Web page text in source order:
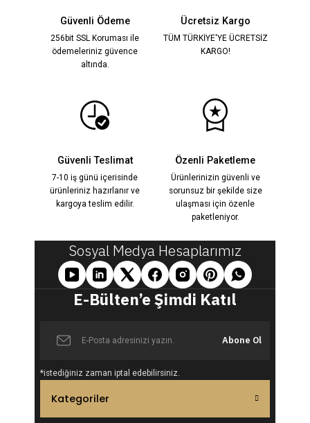
20.000,00 TL
YENİ
Maria Beyaz İşlemeli Elbise
%22
14.000,00 TL
18.000,00 TL
16.000,00 TL
YENİ
Lilya Beyaz Aplike İşlemeli elbise
%34
14.500,00 TL
22.000,00 TL
Güvenli Ödeme
256bit SSL Koruması ile
ödemeleriniz güvence
altında.
Ücretsiz Kargo
TÜM TÜRKİYE'YE ÜCRETSİZ
KARGO!
Güvenli Teslimat
7-10 iş günü içerisinde
ürünleriniz hazırlanır ve
kargoya teslim edilir.
Özenli Paketleme
Ürünlerinizin güvenli ve
sorunsuz bir şekilde size
ulaşması için özenle
paketleniyor.
Sosyal Medya Hesaplarımız
E-Bülten’e Şimdi Katıl
Abone Ol
*istediğiniz zaman iptal edebilirsiniz.
Kategoriler